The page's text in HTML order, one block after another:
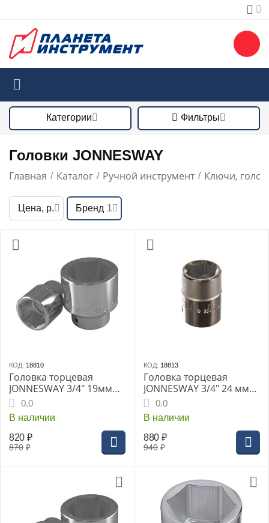
Категории Фильтры
Головки JONNESWAY
Главная / Каталог / Ручной инструмент / Ключи,
Цена, р. Бренд 1
КОД: 18810
Головка торцевая
JONNESWAY 3/4" 19мм
(S04H6119)
0.0
В наличии
870 ₽
820 ₽
КОД: 18813
Головка торцевая
JONNESWAY 3/4" 24 мм
(S04H6124)
0.0
В наличии
940 ₽
880 ₽